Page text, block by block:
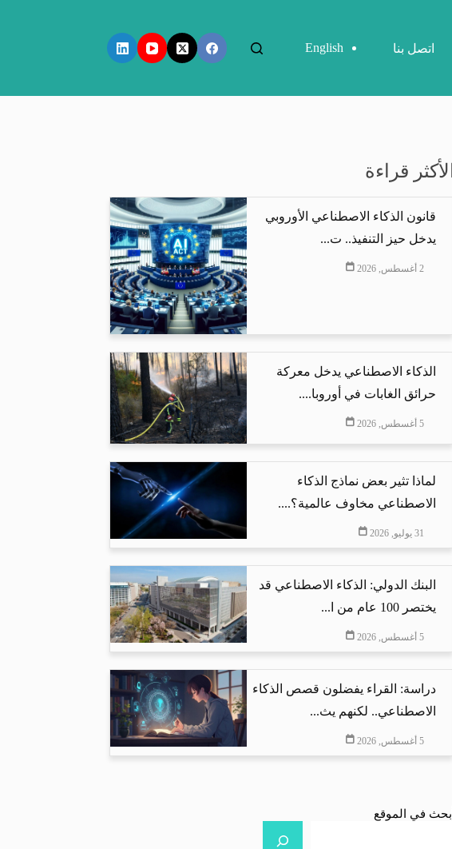
اتصل بنا English
الأكثر قراءة
قانون الذكاء الاصطناعي الأوروبي
يدخل حيز التنفيذ.. ت...
2 أغسطس, 2026
الذكاء الاصطناعي يدخل معركة
حرائق الغابات في أوروبا....
5 أغسطس, 2026
لماذا تثير بعض نماذج الذكاء
الاصطناعي مخاوف عالمية؟....
31 يوليو, 2026
البنك الدولي: الذكاء الاصطناعي قد
يختصر 100 عام من ا...
5 أغسطس, 2026
دراسة: القراء يفضلون قصص الذكاء
الاصطناعي.. لكنهم يث...
5 أغسطس, 2026
أبحث في الموقع